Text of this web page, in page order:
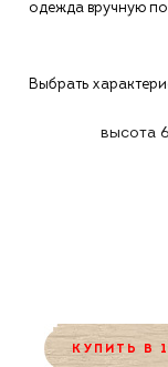
одежда вручную
Выбрать
КУПИТЬ В